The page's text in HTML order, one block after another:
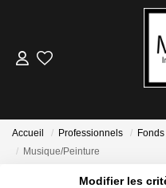
Accueil Professionnels
Musique/Peinture
Modifier les